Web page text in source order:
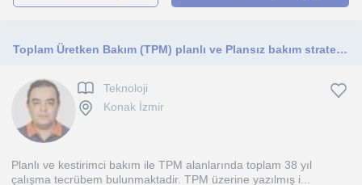
Toplam Üretken Bakım (TPM) planlı ve Plansız bakım stratejileri ve kestirimci bakım üzerine eğitim almak isteyenler için uygundur
Teknoloji
Konak İzmir
Planlı ve kestirimci bakım ile TPM alanlarında toplam 38 yıl
çalışma tecrübem bulunmaktadir. TPM üzerine yazılmış i...